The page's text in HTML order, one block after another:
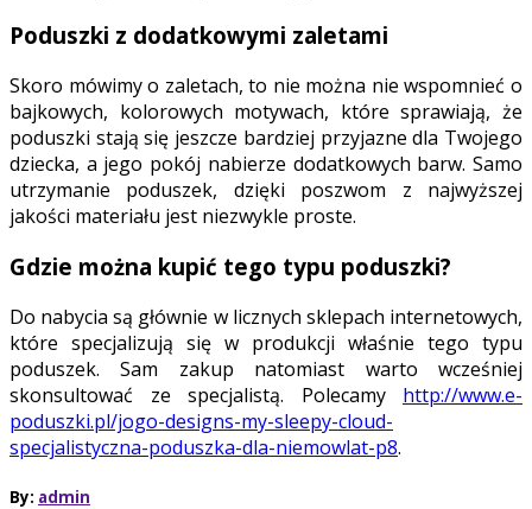
Poduszki z dodatkowymi zaletami
Skoro mówimy o zaletach, to nie można nie wspomnieć o
bajkowych, kolorowych motywach, które sprawiają, że
poduszki stają się jeszcze bardziej przyjazne dla Twojego
dziecka, a jego pokój nabierze dodatkowych barw. Samo
utrzymanie poduszek, dzięki poszwom z najwyższej
jakości materiału jest niezwykle proste.
Gdzie można kupić tego typu poduszki?
Do nabycia są głównie w licznych sklepach internetowych,
które specjalizują się w produkcji właśnie tego typu
poduszek. Sam zakup natomiast warto wcześniej
skonsultować ze specjalistą. Polecamy http://www.e-
poduszki.pl/jogo-designs-my-sleepy-cloud-
specjalistyczna-poduszka-dla-niemowlat-p8.
By: admin